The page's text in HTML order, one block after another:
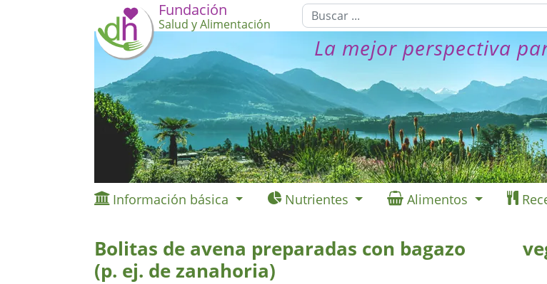
Fundación
Salud y Alimentación
La mejor perspectiva
Información básica Nutrientes Alimentos
Bolitas de avena preparadas con bagazo
(p. ej. de zanahoria)